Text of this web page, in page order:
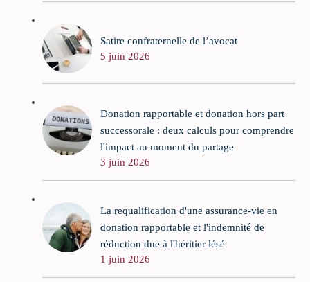
Satire confraternelle de l’avocat
5 juin 2026
Donation rapportable et donation hors part
successorale : deux calculs pour comprendre
l'impact au moment du partage
3 juin 2026
La requalification d'une assurance-vie en
donation rapportable et l'indemnité de
réduction due à l'héritier lésé
1 juin 2026